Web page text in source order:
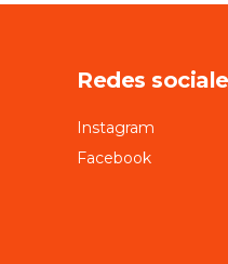
Redes
Instagram
Facebook